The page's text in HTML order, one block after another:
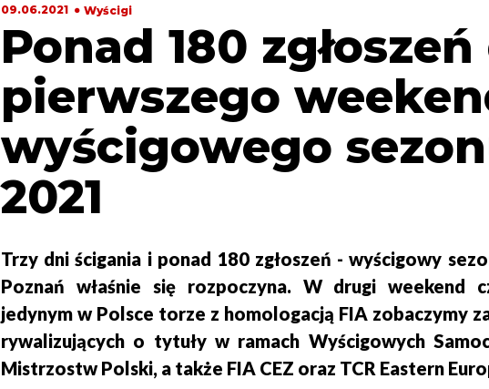
09.06.2021 Wyścigi
Ponad 180
pierwszego
wyścigowego
2021
Trzy dni ścigania i ponad 180 zgłoszeń - wyścigowy
Poznań właśnie się rozpoczyna. W drugi weekend
jedynym w Polsce torze z homologacją FIA zobaczymy
rywalizujących o tytuły w ramach Wyścigowych
Mistrzostw Polski, a także FIA CEZ oraz TCR Eastern